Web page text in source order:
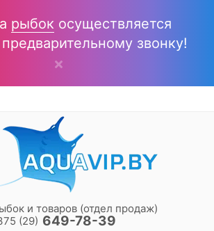
рыбок осуществляется
звонку!
и товаров (отдел продаж)
(29) 649-78-39